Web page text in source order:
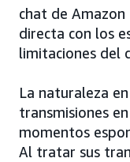
chat de
directa con los
limitaciones del
La naturaleza
transmisiones
momentos
Al tratar sus